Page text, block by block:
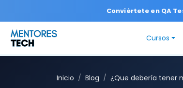
Conviértete en QA
Cursos
Inicio Blog ¿Que debería tener